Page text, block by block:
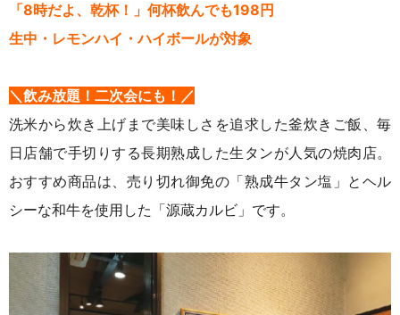
「8時だよ、乾杯！」何杯飲んでも198円
生中・レモンハイ・ハイボールが対象
＼飲み放題！二次会にも！／
洗米から炊き上げまで美味しさを追求した釜炊きご飯、毎
日店舗で手切りする長期熟成した生タンが人気の焼肉店。
おすすめ商品は、売り切れ御免の「熟成牛タン塩」とヘル
シーな和牛を使用した「源蔵カルビ」です。